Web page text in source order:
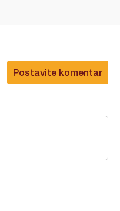
Postavite komentar